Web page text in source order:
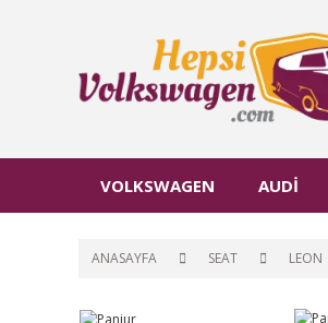
VOLKSWAGEN AUDİ
ANASAYFA SEAT LEON